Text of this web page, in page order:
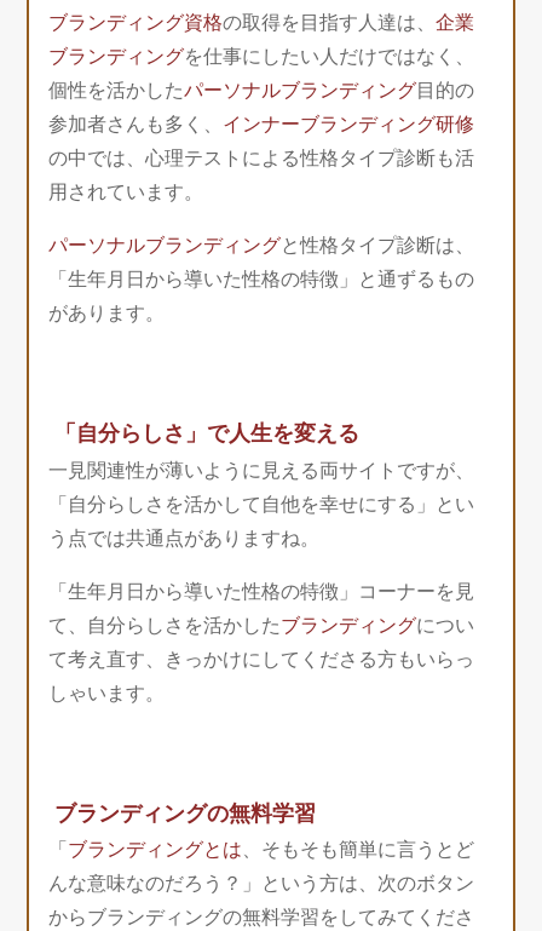
ブランディング資格の取得を目指す人達は、企業
ブランディングを仕事にしたい人だけではなく、
個性を活かしたパーソナルブランディング目的の
参加者さんも多く、 インナーブランディング研修
の中では、心理テストによる性格タイプ診断も活
用されています。
パーソナルブランディングと性格タイプ診断は、
「生年月日から導いた性格の特徴」と通ずるもの
があります。
「自分らしさ」で人生を変える
一見関連性が薄いように見える両サイトですが、
「自分らしさを活かして自他を幸せにする」とい
う点では共通点がありますね。
「生年月日から導いた性格の特徴」コーナーを見
て、自分らしさを活かしたブランディングについ
て考え直す、きっかけにしてくださる方もいらっ
しゃいます。
ブランディングの無料学習
「ブランディングとは、そもそも簡単に言うとど
んな意味なのだろう？」という方は、次のボタン
からブランディングの無料学習をしてみてくださ